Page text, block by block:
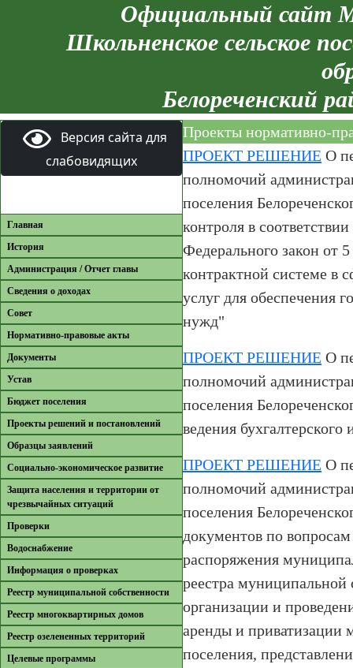
Официальный сайт
Школьненское сельское
Белореченский
Версия сайта для
слабовидящих
Главная
История
Администрация / Отчет главы
Сведения о доходах
Совет
Нормативно-правовые акты
Документы
Устав
Бюджет поселения
Проекты решений и постановлений
Образцы заявлений
Cоциально-экономическое развитие
Защита населения и территории от
чрезвычайных ситуаций
Проверки
Водоснабжение
Информация о проверках
Реестр муниципальной собственности
Реестр многоквартирных домов
Реестр озелененных территорий
Целевые программы
Проекты нормативно-
ПРОЕКТ РЕШЕНИЕ О
полномочий
поселения
контроля в
Федерального закон от
контрактной системе в
услуг для обеспечения
нужд"
ПРОЕКТ РЕШЕНИЕ О
полномочий
поселения
ведения бухгалтерского
ПРОЕКТ РЕШЕНИЕ О
полномочий
поселения
документов по
распоряжения
реестра муниципальной
организации и
аренды и приватизации
поселения,